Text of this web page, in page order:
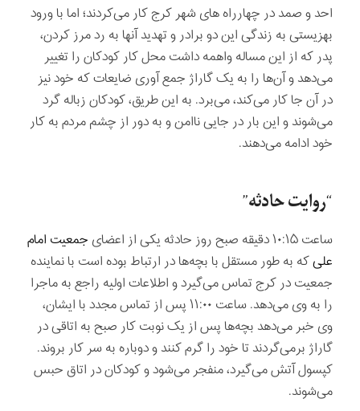
احد و صمد در چهارراه های شهر کرج کار می‌کردند؛ اما با ورود
بهزیستی به زندگی این دو برادر و تهدید آنها به رد مرز کردن،
پدر که از این مساله واهمه داشت محل کار کودکان را تغییر
می‌دهد و آن‌ها را به یک گاراژ جمع آوری ضایعات که خود نیز
در آن جا کار می‌کند، می‌برد. به این طریق، کودکان زباله گرد
می‌شوند و این بار در جایی ناامن و به دور از چشم مردم به کار
خود ادامه می‌دهند.
“روایت حادثه”
ساعت ۱۰:۱۵ دقیقه صبح روز حادثه یکی از اعضای
جمعیت امام
علیکه به طور مستقل با بچه‌ها در ارتباط بوده است با نماینده
جمعیت در کرج تماس می‌گیرد و اطلاعات اولیه راجع به ماجرا
را به وی می‌دهد. ساعت ۱۱:۰۰ پس از تماس مجدد با ایشان،
وی خبر می‌دهد بچه‌ها پس از یک نوبت کار صبح به اتاقی در
گاراژ برمی‌گردند تا خود را گرم کنند و دوباره به سر کار بروند.
کپسول آتش می‌گیرد، منفجر می‌شود و کودکان در اتاق حبس
می‌شوند.